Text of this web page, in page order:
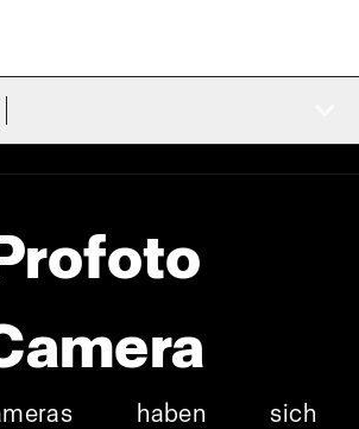
haben sich